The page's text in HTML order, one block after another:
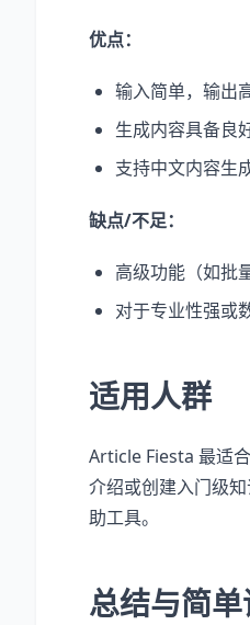
优点：
输入简单，输出
生成内容具备良
支持中文内容生
缺点/不足：
高级功能（如批
对于专业性强或
适用人群
Article Fiesta 最适
介绍或创建入门级
助工具。
总结与简